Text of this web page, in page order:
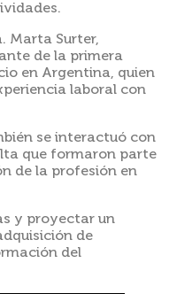
Marta Surter,
de la primera
en Argentina, quien
laboral con
se interactuó con
que formaron parte
de la profesión en
y proyectar un
de
del